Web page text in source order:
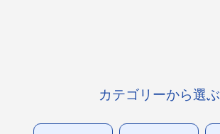
カテゴリーから選ぶ